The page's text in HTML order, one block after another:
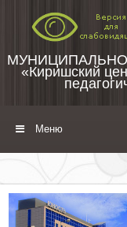
«Киришский
Меню